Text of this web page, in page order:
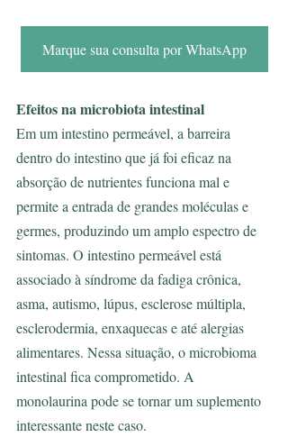
Marque sua consulta por WhatsApp
Efeitos na microbiota intestinal
Em um intestino permeável, a barreira
dentro do intestino que já foi eficaz na
absorção de nutrientes funciona mal e
permite a entrada de grandes moléculas e
germes, produzindo um amplo espectro de
sintomas. O intestino permeável está
associado à síndrome da fadiga crônica,
asma, autismo, lúpus, esclerose múltipla,
esclerodermia, enxaquecas e até alergias
alimentares. Nessa situação, o microbioma
intestinal fica comprometido. A
monolaurina pode se tornar um suplemento
interessante neste caso.